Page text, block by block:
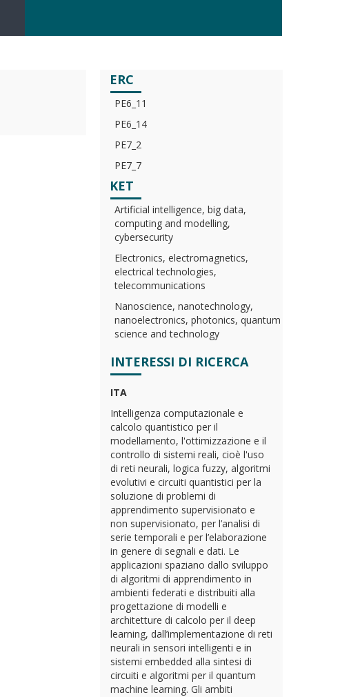
ERC
PE6_11
PE6_14
PE7_2
PE7_7
KET
Artificial intelligence, big data,
computing and modelling,
cybersecurity
Electronics, electromagnetics,
electrical technologies,
telecommunications
Nanoscience, nanotechnology,
nanoelectronics, photonics, quantum
science and technology
INTERESSI DI RICERCA
ITA
Intelligenza computazionale e
calcolo quantistico per il
modellamento, l'ottimizzazione e il
controllo di sistemi reali, cioè l'uso
di reti neurali, logica fuzzy, algoritmi
evolutivi e circuiti quantistici per la
soluzione di problemi di
apprendimento supervisionato e
non supervisionato, per l’analisi di
serie temporali e per l’elaborazione
in genere di segnali e dati. Le
applicazioni spaziano dallo sviluppo
di algoritmi di apprendimento in
ambienti federati e distribuiti alla
progettazione di modelli e
architetture di calcolo per il deep
learning, dall’implementazione di reti
neurali in sensori intelligenti e in
sistemi embedded alla sintesi di
circuiti e algoritmi per il quantum
machine learning. Gli ambiti